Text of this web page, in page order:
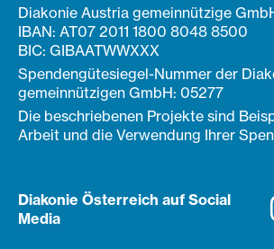
Diakonie Austria gemeinnützige
IBAN: AT07 2011 1800 8048 8500
BIC: GIBAATWWXXX
Spendengütesiegel-Nummer der
gemeinnützigen GmbH: 05277
Die beschriebenen Projekte sind
Arbeit und die Verwendung Ihrer
Diakonie Österreich auf Social
Media